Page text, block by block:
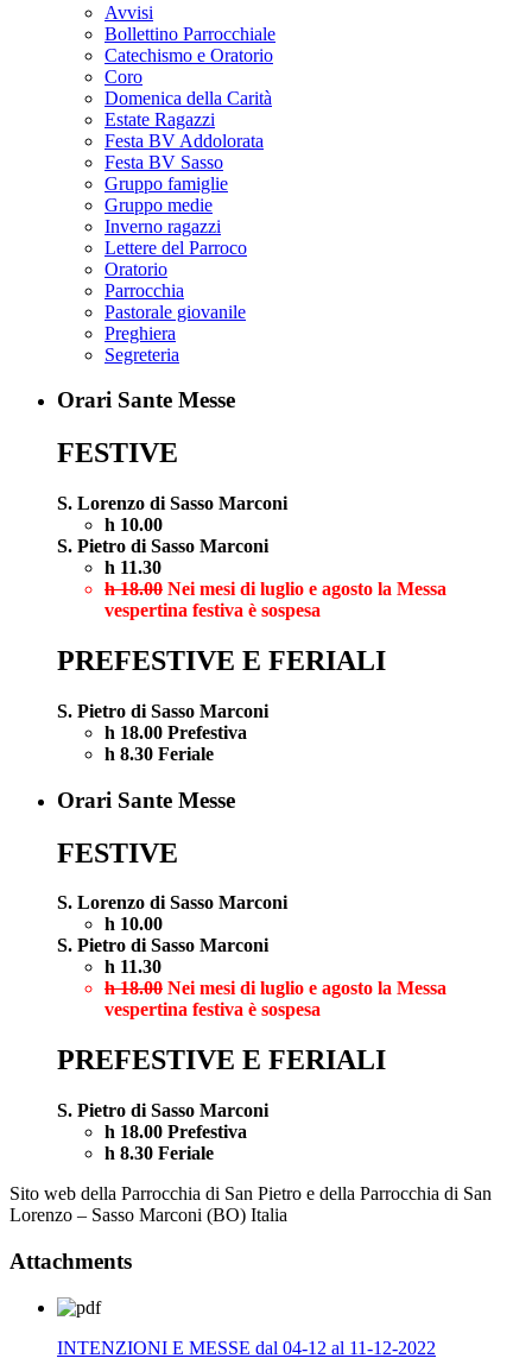
Avvisi
Bollettino Parrocchiale
Catechismo e Oratorio
Coro
Domenica della Carità
Estate Ragazzi
Festa BV Addolorata
Festa BV Sasso
Gruppo famiglie
Gruppo medie
Inverno ragazzi
Lettere del Parroco
Oratorio
Parrocchia
Pastorale giovanile
Preghiera
Segreteria
Orari Sante Messe
FESTIVE
S. Lorenzo di Sasso Marconi
h 10.00
S. Pietro di Sasso Marconi
h 11.30
h 18.00 Nei mesi di luglio e agosto la Messa
vespertina festiva è sospesa
PREFESTIVE E FERIALI
S. Pietro di Sasso Marconi
h 18.00 Prefestiva
h 8.30 Feriale
Orari Sante Messe
FESTIVE
S. Lorenzo di Sasso Marconi
h 10.00
S. Pietro di Sasso Marconi
h 11.30
h 18.00 Nei mesi di luglio e agosto la Messa
vespertina festiva è sospesa
PREFESTIVE E FERIALI
S. Pietro di Sasso Marconi
h 18.00 Prefestiva
h 8.30 Feriale
Sito web della Parrocchia di San Pietro e della Parrocchia di San
Lorenzo – Sasso Marconi (BO) Italia
Attachments
INTENZIONI E MESSE dal 04-12 al 11-12-2022